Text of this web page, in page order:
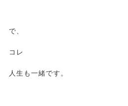
で、
コレ
人生も一緒です。